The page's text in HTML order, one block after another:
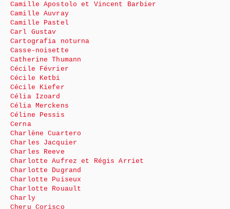
Camille Apostolo et Vincent Barbier
Camille Auvray
Camille Pastel
Carl Gustav
Cartografia noturna
Casse-noisette
Catherine Thumann
Cécile Février
Cécile Ketbi
Cécile Kiefer
Célia Izoard
Célia Merckens
Céline Pessis
Cerna
Charlène Cuartero
Charles Jacquier
Charles Reeve
Charlotte Aufrez et Régis Arriet
Charlotte Dugrand
Charlotte Puiseux
Charlotte Rouault
Charly
Cheru Corisco